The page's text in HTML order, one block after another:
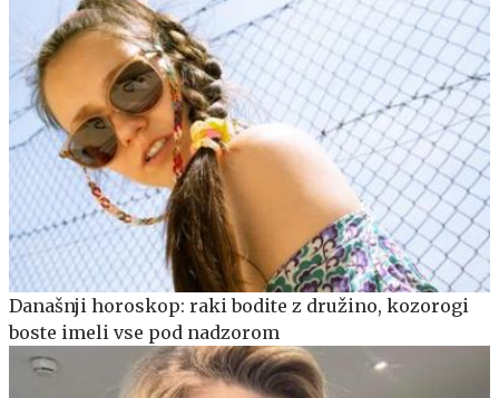
Današnji horoskop: raki bodite z družino, kozorogi
boste imeli vse pod nadzorom